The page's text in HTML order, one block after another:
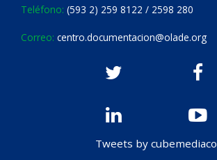
Teléfono: (593 2) 259 8122 / 2598 280
Correo: centro.documentacion@olade.org
Tweets by cubemediaco